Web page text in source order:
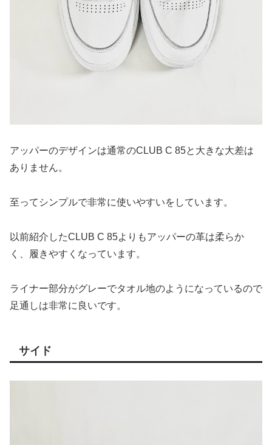
アッパーのデザインは通常のCLUB C 85と大きな大差は
ありません。
至ってシンプルで非常に使いやすいをしています。
以前紹介したCLUB C 85よりもアッパーの革は柔らか
く、履きやすくなっています。
ライナー部分がグレーでタオル地のようになっているので
足通しは非常に良いです。
サイド